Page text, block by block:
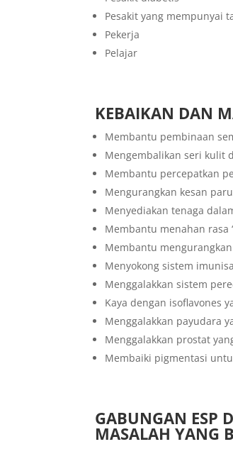
Pesakit yang mempunyai
Pekerja
Pelajar
KEBAIKAN DAN
Membantu pembinaan
Mengembalikan seri kulit
Membantu percepatkan
Mengurangkan kesan
Menyediakan tenaga
Membantu menahan rasa
Membantu
Menyokong sistem
Menggalakkan sistem
Kaya dengan isoflavones
Menggalakkan payudara
Menggalakkan prostat
Membaiki pigmentasi
GABUNGAN ESP
MASALAH YANG